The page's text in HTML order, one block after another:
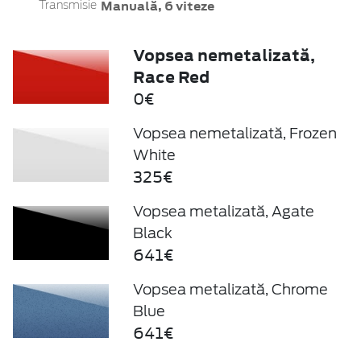
Transmisie Manuală, 6 viteze
Vopsea nemetalizată,
Race Red
0€
Vopsea nemetalizată, Frozen
White
325€
Vopsea metalizată, Agate
Black
641€
Vopsea metalizată, Chrome
Blue
641€